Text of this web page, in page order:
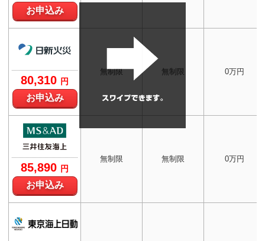
お申込み
80,310 円
お申込み
無制限 無制限 0万円
85,890 円
お申込み
無制限 無制限 0万円